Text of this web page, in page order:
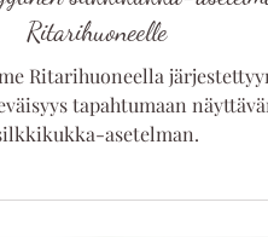
sisustuksessa –
silkkikukka-asetelma
Ritarihuoneelle
Ritarihuoneella järjestettyyn